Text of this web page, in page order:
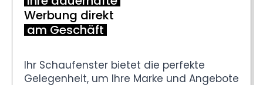
Werbung direkt
am Geschäft
Ihr Schaufenster bietet die perfekte
Gelegenheit, um Ihre Marke und Angebote